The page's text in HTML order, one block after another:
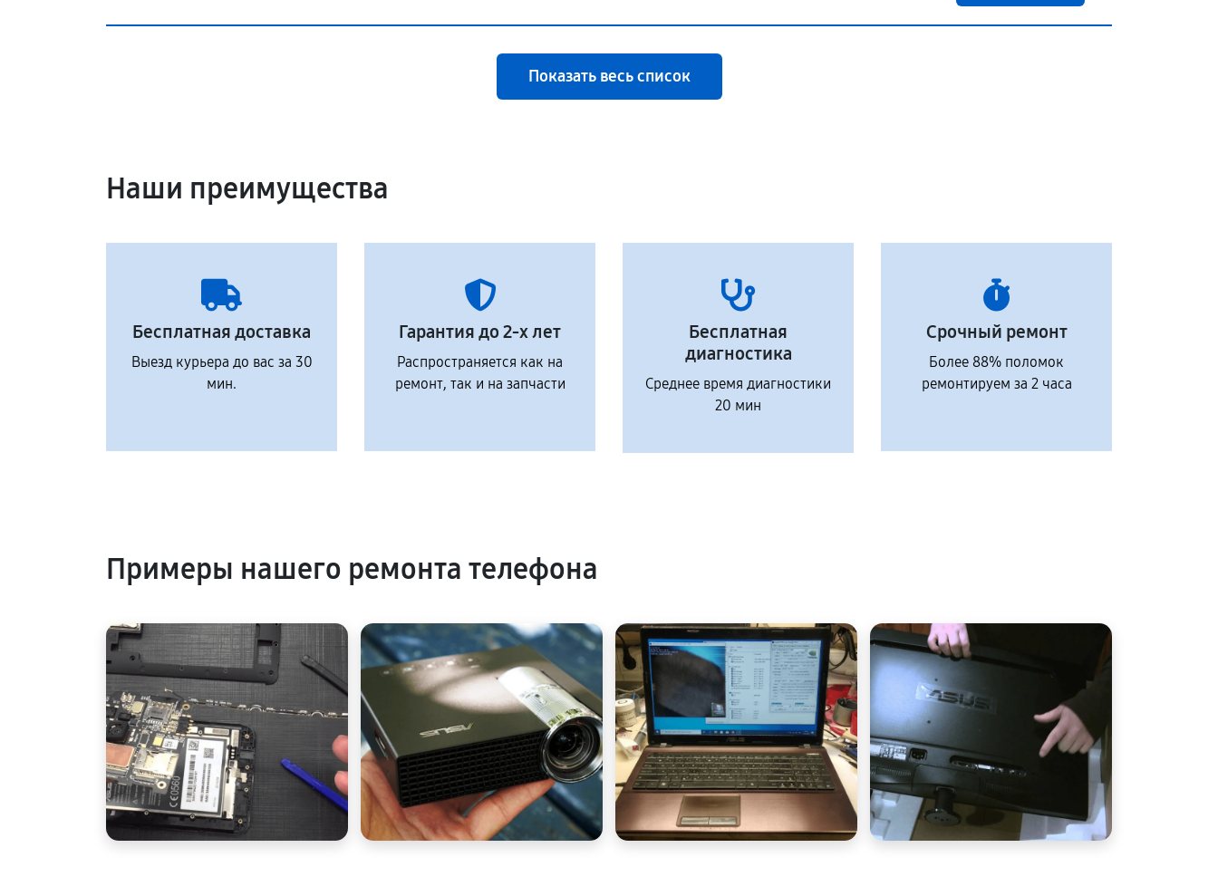
Показать весь список
Наши преимущества
Бесплатная доставка
Выезд курьера до вас за 30
мин.
Гарантия до 2-х лет
Распространяется как на
ремонт, так и на запчасти
Бесплатная
диагностика
Среднее время диагностики
20 мин
Срочный ремонт
Более 88% поломок
ремонтируем за 2 часа
Примеры нашего ремонта телефона